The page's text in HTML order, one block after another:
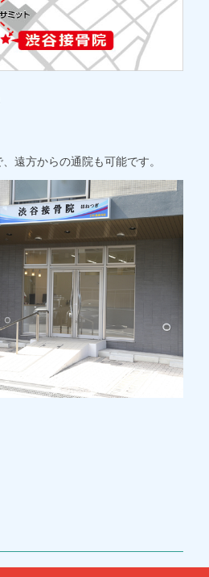
遠方からの通院も可能です。